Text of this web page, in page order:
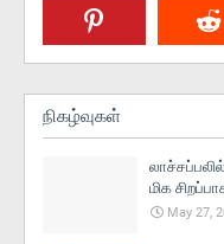
நிகழ்வுகள்
மிக
May 27,